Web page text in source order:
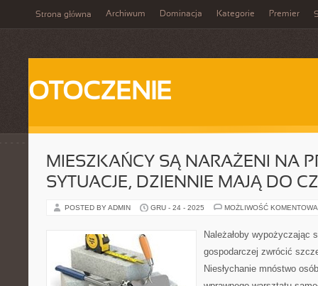
Strona główna Archiwum Dominacja Kategorie Premier
OTOCZENIE
MIESZKAŃCY SĄ NARAŻENI NA
SYTUACJE, DZIENNIE MAJĄ DO
POSTED BY ADMIN GRU - 24 - 2025 MOŻLIWOŚĆ
Należałoby wypożyczając
gospodarczej zwrócić
Niesłychanie mnóstwo